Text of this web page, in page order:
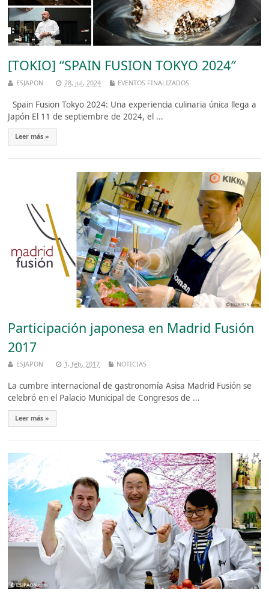
[TOKIO] “SPAIN FUSION TOKYO 2024″
ESJAPON 28, jul, 2024 EVENTOS FINALIZADOS
Spain Fusion Tokyo 2024: Una experiencia culinaria única llega a
Japón El 11 de septiembre de 2024, el ...
Leer más »
Participación japonesa en Madrid Fusión
2017
ESJAPON 1, feb, 2017 NOTICIAS
La cumbre internacional de gastronomía Asisa Madrid Fusión se
celebró en el Palacio Municipal de Congresos de ...
Leer más »